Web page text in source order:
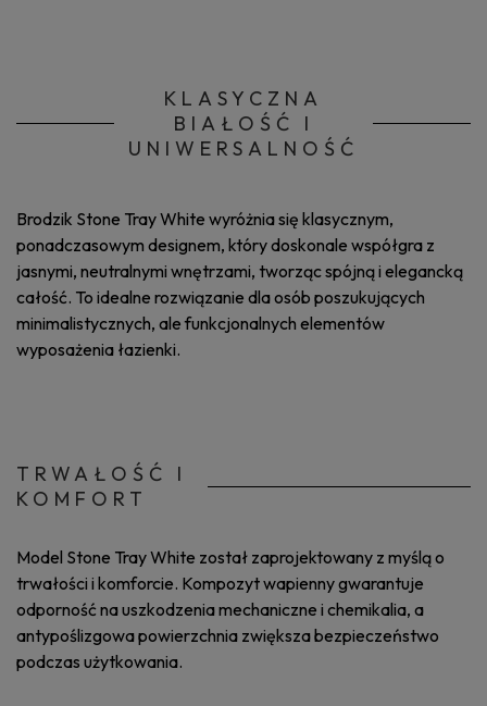
KLASYCZNA
BIAŁOŚĆ I
UNIWERSALNOŚĆ
Brodzik Stone Tray White wyróżnia się klasycznym,
ponadczasowym designem, który doskonale współgra z
jasnymi, neutralnymi wnętrzami, tworząc spójną i elegancką
całość. To idealne rozwiązanie dla osób poszukujących
minimalistycznych, ale funkcjonalnych elementów
wyposażenia łazienki.
TRWAŁOŚĆ I
KOMFORT
Model Stone Tray White został zaprojektowany z myślą o
trwałości i komforcie. Kompozyt wapienny gwarantuje
odporność na uszkodzenia mechaniczne i chemikalia, a
antypoślizgowa powierzchnia zwiększa bezpieczeństwo
podczas użytkowania.